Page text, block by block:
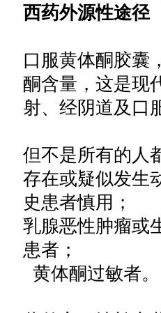
西药外源性途径
口服黄体酮胶囊
酮含量，这是现
射、经阴道及口
但不是所有的人
存在或疑似发生
史患者慎用；
乳腺恶性肿瘤或
患者；
黄体酮过敏者。